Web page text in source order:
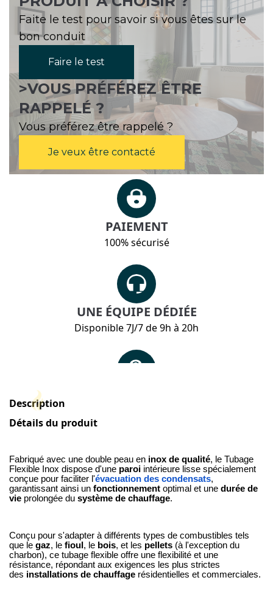
Description
Détails du produit
Fabriqué avec une double peau en inox de qualité, le Tubage
Flexible Inox dispose d'une paroi intérieure lisse spécialement
conçue pour faciliter l'évacuation des condensats,
garantissant ainsi un fonctionnement optimal et une durée de
vie prolongée du système de chauffage.
Conçu pour s'adapter à différents types de combustibles tels
que le gaz, le fioul , le bois, et les pellets (à l'exception du
charbon), ce tubage flexible offre une flexibilité et une
résistance, répondant aux exigences les plus strictes
des installations de chauffage résidentielles et commerciales.